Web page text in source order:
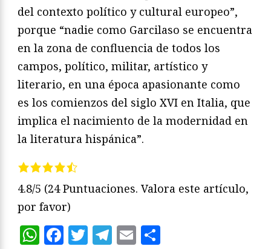
del contexto político y cultural europeo”,
porque “nadie como Garcilaso se encuentra
en la zona de confluencia de todos los
campos, político, militar, artístico y
literario, en una época apasionante como
es los comienzos del siglo XVI en Italia, que
implica el nacimiento de la modernidad en
la literatura hispánica”.
4.8/5 (24 Puntuaciones. Valora este artículo,
por favor)
WhatsApp
Facebook
Twitter
Telegram
Email